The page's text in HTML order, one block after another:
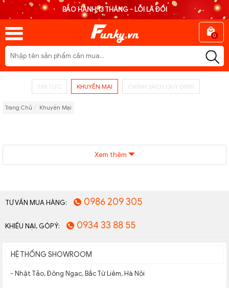
BẢO HÀNH 13 THÁNG - LỖI LÀ ĐỔI
0
TIN TỨC KHUYẾN MẠI CHÍNH SÁCH QUY ĐỊNH
Trang Chủ Khuyến Mại
Xem thêm
TƯ VẤN MUA HÀNG: 0986 209 305
KHIẾU NẠI, GÓP Ý: 0934 33 88 55
HỆ THỐNG SHOWROOM
- Nhật Tảo, Đông Ngạc, Bắc Từ Liêm, Hà Nội